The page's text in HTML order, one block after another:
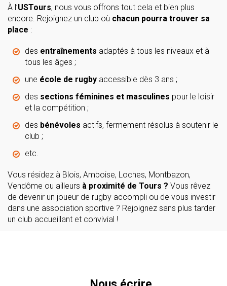
À l’USTours, nous vous offrons tout cela et bien plus
encore. Rejoignez un club où chacun pourra trouver sa
place :
des entraînements adaptés à tous les niveaux et à
tous les âges ;
une école de rugby accessible dès 3 ans ;
des sections féminines et masculines pour le loisir
et la compétition ;
des bénévoles actifs, fermement résolus à soutenir le
club ;
etc.
Vous résidez à Blois, Amboise, Loches, Montbazon,
Vendôme ou ailleurs à proximité de Tours ? Vous rêvez
de devenir un joueur de rugby accompli ou de vous investir
dans une association sportive ? Rejoignez sans plus tarder
un club accueillant et convivial !